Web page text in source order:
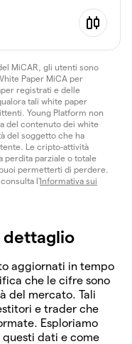
MiCAR, gli utenti sono
Paper MiCA per
registrati e delle
tali white paper
Young Platform non
del contenuto dei white
del soggetto che ha
Le cripto-attività
perdita parziale o totale
permetterti di perdere.
l'Informativa sui
dettaglio
aggiornati in tempo
che le cifre sono
del mercato. Tali
e trader che
Esploriamo
dati e come